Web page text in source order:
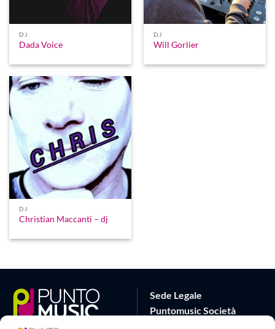
DJ
Dada Voice
DJ
Will Gorlier
DJ
Christian Maccanti – dj
Sede Legale
Puntomusic Società